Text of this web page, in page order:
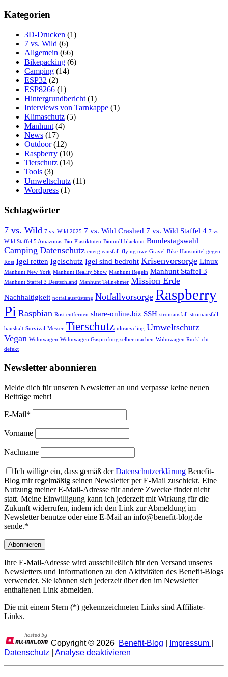
Kategorien
3D-Drucken (1)
7 vs. Wild (6)
Allgemein (66)
Bikepacking (6)
Camping (14)
ESP32 (2)
ESP8266 (1)
Hintergrundbericht (1)
Interviews von Tarnkappe (1)
Klimaschutz (5)
Manhunt (4)
News (17)
Outdoor(12)
Raspberry (10)
Tierschutz (14)
Tools (3)
Umweltschutz (11)
Wordpress (1)
Schlagwörter
7 vs. Wild 7 vs. Wild 2025 7 vs. Wild Crashed 7 vs. Wild Staffel 4 7 vs.
Wild Staffel 5 Amazonas Bio-Plastiktüten Biomüll blackout Bundestagswahl
Camping Datenschutz energieausfall flying uwe Gravel-Bike Hausmittel gegen
Rost Igel retten Igelschutz Igel sind bedroht Krisenvorsorge Linux
Manhunt New York Manhunt Reality Show Manhunt Regeln Manhunt Staffel 3
Manhunt Staffel 3 Deutschland Manhunt Teilnehmer Mission Erde
Nachhaltigkeit notfallausrüstung Notfallvorsorge Raspberry
Pi Raspbian Rost entfernen share-online.biz SSH stromausfall stromausfall
haushalt Survival-Messer Tierschutz ultracycling Umweltschutz
Vegan Wohnwagen Wohnwagen Gasprüfung selber machen Wohnwagen Rücklicht
defekt
Newsletter abonnieren
Melde dich für unseren Newsletter an und verpasse keine neuen
Beiträge mehr!
E-Mail*
Vorname
Nachname
Ich willige ein, dass gemäß derDatenschutzerklärung Benefit-
Blog mir regelmäßig seinen Newsletter per E-Mail zuschickt. Eine
Nutzung meiner E-Mail-Adresse für andere Zwecke findet nicht
statt. Meine Einwilligung kann ich jederzeit mit Wirkung für die
Zukunft widerrufen, indem ich den Link zur Abmeldung im
Newsletter benutze oder eine E-Mail an info@benefit-blog.de
sende.*
Ihre E-Mail-Adresse wird ausschließlich für den Versand unseres
Newsletters und Informationen zu den Aktivitäten des Benefit-Blogs
verwendet. Sie können sich jederzeit über den im Newsletter
enthaltenen Link abmelden.
Die mit einem Stern (*) gekennzeichneten Links sind Affiliate-
Links.
Copyright © 2026 Benefit-Blog Impressum
Datenschutz
Analyse deaktivieren